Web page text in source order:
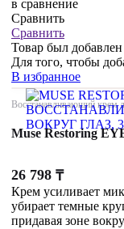
в сравнение
Сравнить
Сравнить
Товар был добавлен
Для того, чтобы
В избранное
Восстанавливающий крем
Muse Restoring
26 798 ₸
Крем усиливает
убирает темные
придавая зоне